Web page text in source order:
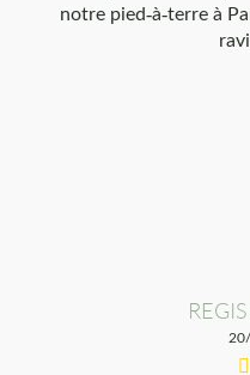
notre pied-à-terre à